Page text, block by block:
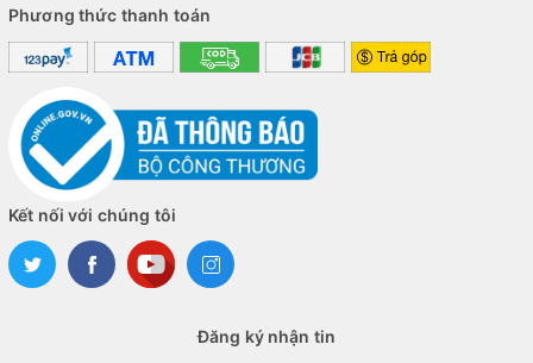
Phương thức thanh toán
Kết nối với chúng tôi
Đăng ký nhận tin